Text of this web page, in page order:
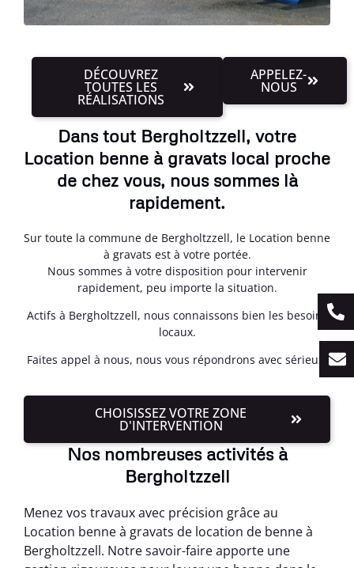
DÉCOUVREZ
TOUTES LES
RÉALISATIONS
APPELEZ-
NOUS
Dans tout Bergholtzzell, votre
Location benne à gravats local proche
de chez vous, nous sommes là
rapidement.
Sur toute la commune de Bergholtzzell, le Location benne
à gravats est à votre portée.
Nous sommes à votre disposition pour intervenir
rapidement, peu importe la situation.
Actifs à Bergholtzzell, nous connaissons bien les besoins
locaux.
Faites appel à nous, nous vous répondrons avec sérieux.
CHOISISSEZ VOTRE ZONE
D'INTERVENTION
Nos nombreuses activités à
Bergholtzzell
Menez vos travaux avec précision grâce au
Location benne à gravats de location de benne à
Bergholtzzell. Notre savoir-faire apporte une